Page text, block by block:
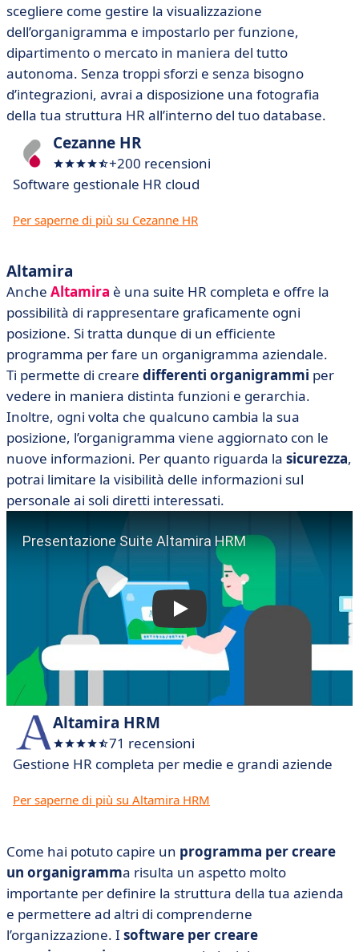
scegliere come gestire la visualizzazione
dell’organigramma e impostarlo per funzione,
dipartimento o mercato in maniera del tutto
autonoma. Senza troppi sforzi e senza bisogno
d’integrazioni, avrai a disposizione una fotografia
della tua struttura HR all’interno del tuo database.
Cezanne HR
+200 recensioni
Software gestionale HR cloud
Per saperne di più su Cezanne HR
Altamira
Anche Altamira è una suite HR completa e offre la
possibilità di rappresentare graficamente ogni
posizione. Si tratta dunque di un efficiente
programma per fare un organigramma aziendale.
Ti permette di creare differenti organigrammi per
vedere in maniera distinta funzioni e gerarchia.
Inoltre, ogni volta che qualcuno cambia la sua
posizione, l’organigramma viene aggiornato con le
nuove informazioni. Per quanto riguarda la sicurezza,
potrai limitare la visibilità delle informazioni sul
personale ai soli diretti interessati.
Altamira HRM
71 recensioni
Gestione HR completa per medie e grandi aziende
Per saperne di più su Altamira HRM
Come hai potuto capire un programma per creare
un organigramma risulta un aspetto molto
importante per definire la struttura della tua azienda
e permettere ad altri di comprenderne
l’organizzazione. I software per creare